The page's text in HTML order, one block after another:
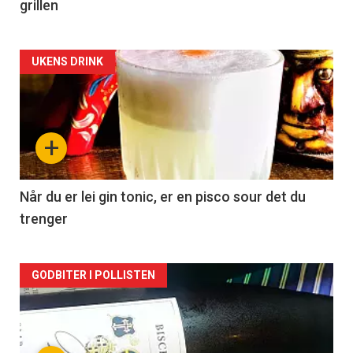
grillen
Forsiden
akkurat
nå
-
2
+
UKENS DRINK
Når du er lei gin tonic, er en pisco sour det du
trenger
Forsiden
akkurat
nå
GODBITER I POLLISTEN